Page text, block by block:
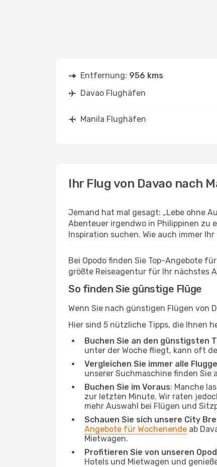
Entfernung: 956 kms
Davao Flughäfen
Manila Flughäfen
Ihr Flug von Davao nach
Jemand hat mal gesagt: „Lebe ohne
Abenteuer irgendwo in Philippinen zu
Inspiration suchen. Wie auch immer
Bei Opodo finden Sie Top-Angebote
größte Reiseagentur für Ihr nächstes
So finden Sie günstige Flüge
Wenn Sie nach günstigen Flügen von
Hier sind 5 nützliche Tipps, die Ihnen
Buchen Sie an den günstigsten
unter der Woche fliegt, kann oft
Vergleichen Sie immer alle
unserer Suchmaschine finden Sie
Buchen Sie im Voraus: Manche
zur letzten Minute. Wir raten
mehr Auswahl bei Flügen und
Schauen Sie sich unsere City
Angebote für Wochenende ab
Mietwagen.
Profitieren Sie von unseren
Hotels und Mietwagen und